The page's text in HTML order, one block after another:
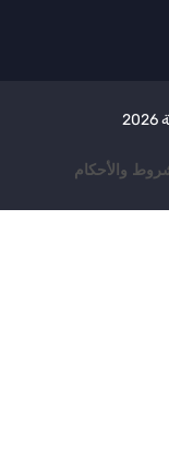
2026
والأحكام